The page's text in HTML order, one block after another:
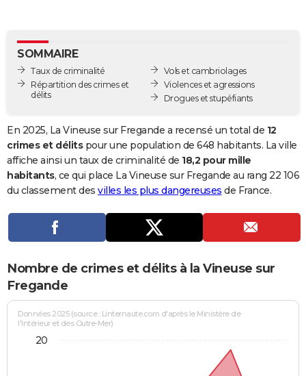
GUIDES D'ACHAT
BONS PLANS
CARTE DE VOEUX
Carte de Noël
Carte Bonne année
Carte Saint-Valentin
Carte Pâques
Carte d'anniversaire
DICTIONNAIRE
Dictionnaire
Biographies
Citations
Expressions
Proverbes
PROGRAMME TV
COPAINS D'AVANT
AVIS DE DÉCÈS
Bricolage
Lifestyle
Culture
Sport
Auto
Television
Voyage
Cinema
SOMMAIRE
Taux de criminalité
Répartition des crimes et
délits
Vols et cambriolages
Violences et agressions
Drogues et stupéfiants
En 2025, La Vineuse sur Fregande a recensé un total de 12
crimes et délitspour une population de 648 habitants. La ville
affiche ainsi un taux de criminalité de 18,2 pour mille
habitants, ce qui place La Vineuse sur Fregande au rang 22 106
du classement des villes les plus dangereuses de France.
Nombre de crimes et délits à la Vineuse sur
Fregande
Données 2025 (source : Linternaute.com d'après le Ministère de
l'Intérieur et des Outre-Mer)
20